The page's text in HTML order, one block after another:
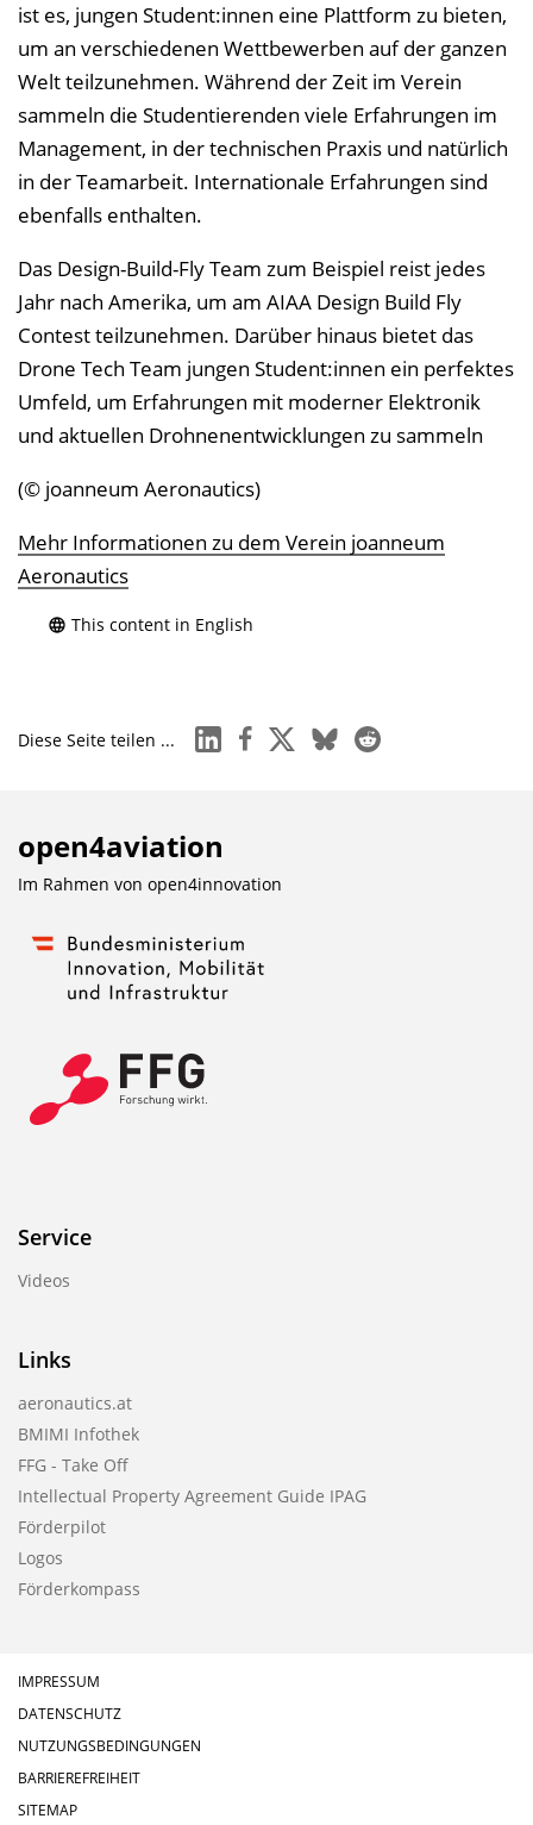
ist es, jungen Student:innen eine Plattform zu bieten,
um an verschiedenen Wettbewerben auf der ganzen
Welt teilzunehmen. Während der Zeit im Verein
sammeln die Studentierenden viele Erfahrungen im
Management, in der technischen Praxis und natürlich
in der Teamarbeit. Internationale Erfahrungen sind
ebenfalls enthalten.
Das Design-Build-Fly Team zum Beispiel reist jedes
Jahr nach Amerika, um am AIAA Design Build Fly
Contest teilzunehmen. Darüber hinaus bietet das
Drone Tech Team jungen Student:innen ein perfektes
Umfeld, um Erfahrungen mit moderner Elektronik
und aktuellen Drohnenentwicklungen zu sammeln
(© joanneum Aeronautics)
Mehr Informationen zu dem Verein joanneum
Aeronautics
This content in English
Diese Seite teilen ... linkedinfacebook
x blueskyreddit
open4aviation
Im Rahmen von open4innovation
Service
Videos
Links
aeronautics.at
BMIMI Infothek
FFG - Take Off
Intellectual Property Agreement Guide IPAG
Förderpilot
Logos
Förderkompass
IMPRESSUM
DATENSCHUTZ
NUTZUNGSBEDINGUNGEN
BARRIEREFREIHEIT
SITEMAP